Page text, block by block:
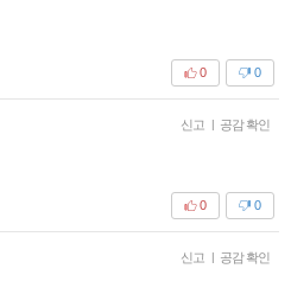
0
0
신고 | 공감 확인
0
0
신고 | 공감 확인